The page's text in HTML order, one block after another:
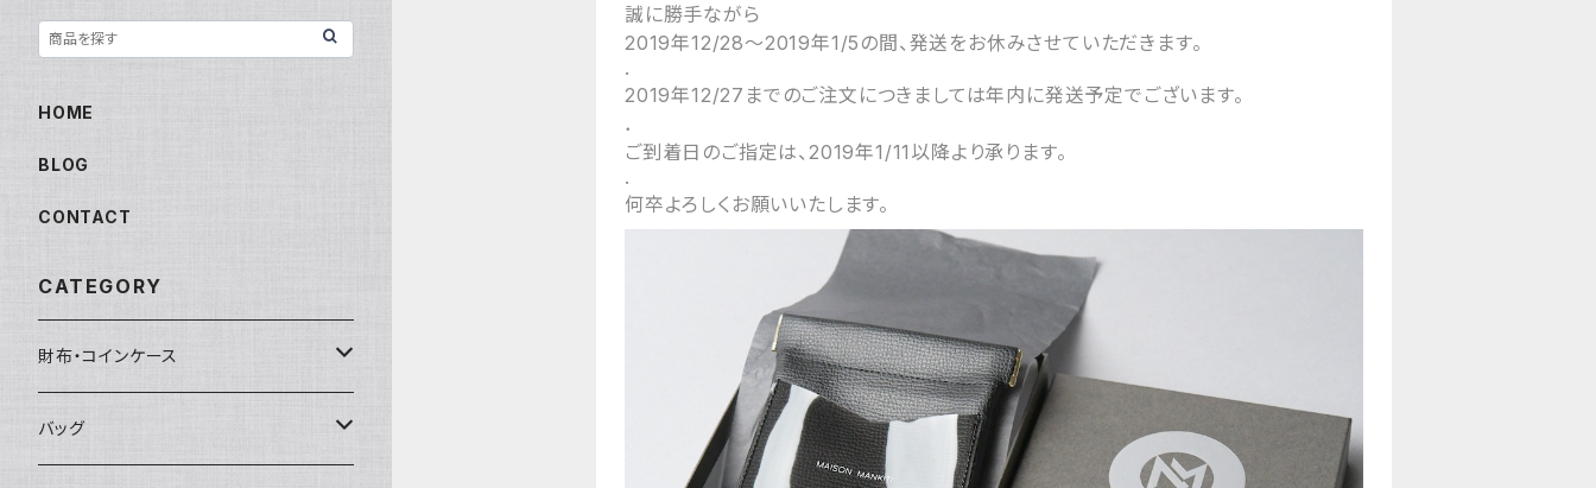
誠に勝手ながら
2019年12/28～2019年1/5の間、発送をお休みさせていただきます。
.
2019年12/27までのご注文につきましては年内に発送予定でございます。
．
ご到着日のご指定は、2019年1/11以降より承ります。
.
何卒よろしくお願いいたします。
HOME
BLOG
CONTACT
CATEGORY
財布・コインケース
コンパクト財布
バッグ